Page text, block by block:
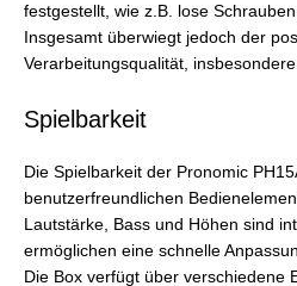
festgestellt, wie z.B. lose
Insgesamt überwiegt jedoch der
Verarbeitungsqualität,
Spielbarkeit
Die Spielbarkeit der Pronomic
benutzerfreundlichen
Lautstärke, Bass und Höhen sind
ermöglichen eine schnelle
Die Box verfügt über verschiedene